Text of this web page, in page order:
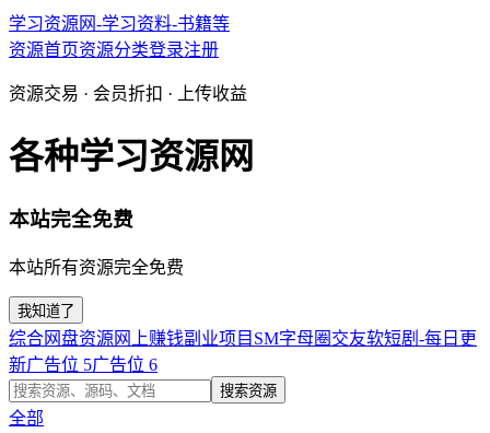
学习资源网-学习资料-书籍等
资源首页资源分类登录注册
资源交易 · 会员折扣 · 上传收益
各种学习资源网
本站完全免费
本站所有资源完全免费
我知道了
综合网盘资源 网上赚钱副业项目 SM字母圈交友软短剧-每日更
新广告位 5广告位 6
搜索资源
全部